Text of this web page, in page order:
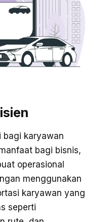
bagi karyawan
bagi bisnis,
operasional
menggunakan
karyawan yang
seperti